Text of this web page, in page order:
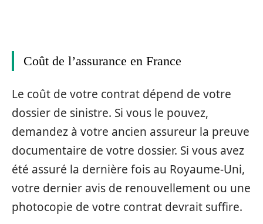
Coût de l’assurance en France
Le coût de votre contrat dépend de votre
dossier de sinistre. Si vous le pouvez,
demandez à votre ancien assureur la preuve
documentaire de votre dossier. Si vous avez
été assuré la dernière fois au Royaume-Uni,
votre dernier avis de renouvellement ou une
photocopie de votre contrat devrait suffire.